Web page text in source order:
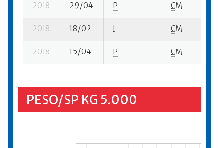
2018 29/04 P CM
2018 18/02 I CM
2018 15/04 P CM
PESO/SP KG 5.000